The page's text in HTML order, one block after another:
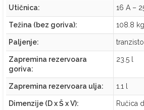
Utičnica: 16 A –
Težina (bez goriva): 108.8 kg
Paljenje:
Zapremina rezervoara
goriva:
23.5 l
Zapremina rezervoara ulja: 1.1 l
Dimenzije (D x Š x V):
Ručica